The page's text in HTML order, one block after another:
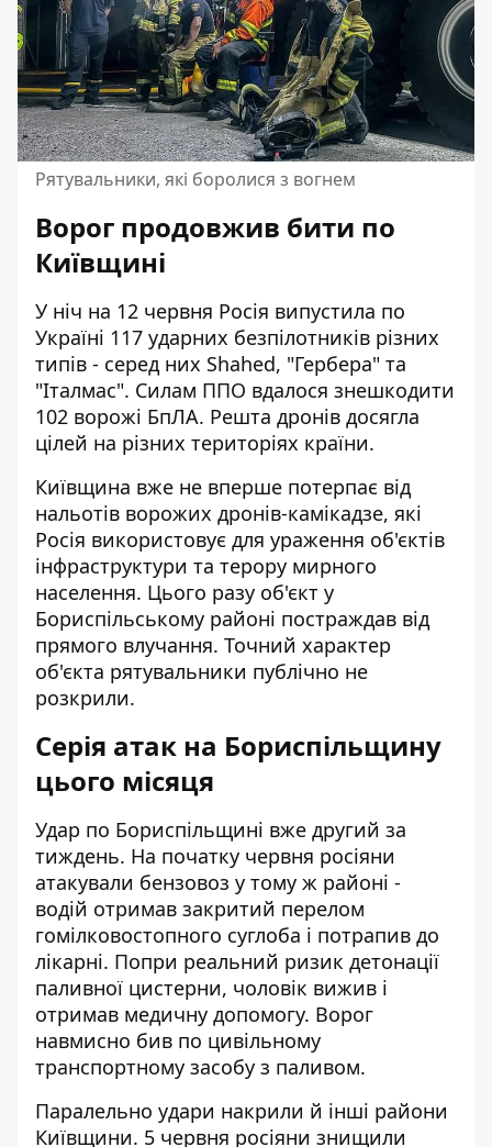
Рятувальники, які боролися з вогнем
Ворог продовжив бити по
Київщині
У ніч на 12 червня Росія випустила по
Україні 117 ударних безпілотників різних
типів - серед них Shahed, "Гербера" та
"Італмас". Силам ППО вдалося знешкодити
102 ворожі БпЛА. Решта дронів досягла
цілей на різних територіях країни.
Київщина вже не вперше потерпає від
нальотів ворожих дронів-камікадзе, які
Росія використовує для ураження об'єктів
інфраструктури та терору мирного
населення. Цього разу об'єкт у
Бориспільському районі постраждав від
прямого влучання. Точний характер
об'єкта рятувальники публічно не
розкрили.
Серія атак на Бориспільщину
цього місяця
Удар по Бориспільщині вже другий за
тиждень. На початку червня росіяни
атакували бензовоз у тому ж районі -
водій отримав закритий перелом
гомілковостопного суглоба і потрапив до
лікарні. Попри реальний ризик детонації
паливної цистерни, чоловік вижив і
отримав медичну допомогу. Ворог
навмисно бив по цивільному
транспортному засобу з паливом.
Паралельно удари накрили й інші райони
Київщини. 5 червня росіяни знищили